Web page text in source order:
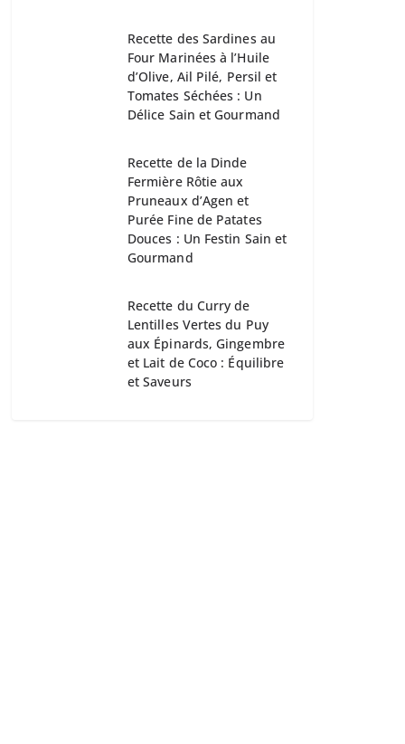
Recette des Sardines au
Four Marinées à l’Huile
d’Olive, Ail Pilé, Persil et
Tomates Séchées : Un
Délice Sain et Gourmand
Recette de la Dinde
Fermière Rôtie aux
Pruneaux d’Agen et
Purée Fine de Patates
Douces : Un Festin Sain et
Gourmand
Recette du Curry de
Lentilles Vertes du Puy
aux Épinards, Gingembre
et Lait de Coco : Équilibre
et Saveurs